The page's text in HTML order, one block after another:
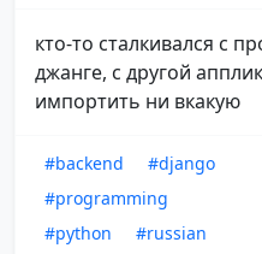
кто-то сталкивался с
джанге, с другой
импортить ни вкакую
#backend
#django
#programming
#python
#russian